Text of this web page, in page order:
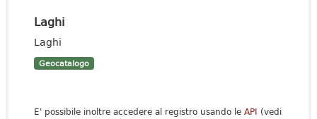
Laghi
Laghi
Geocatalogo
E' possibile inoltre accedere al registro usando le API (vedi